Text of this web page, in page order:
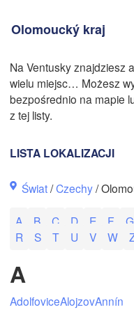
Olomoucký kraj
Na Ventusky znajdziesz
wielu miejsc… Możesz
bezpośrednio na mapie
z tej listy.
LISTA LOKALIZACJI
Świat/Czechy/
A B C D E F G
R
S T U V W
A
AdolfoviceAlojzovAnnín
San Jose
Reno